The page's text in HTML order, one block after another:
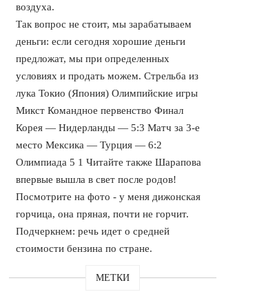
воздуха.
Так вопрос не стоит, мы зарабатываем
деньги: если сегодня хорошие деньги
предложат, мы при определенных
условиях и продать можем. Стрельба из
лука Токио (Япония) Олимпийские игры
Микст Командное первенство Финал
Корея — Нидерланды — 5:3 Матч за 3-е
место Мексика — Турция — 6:2
Олимпиада 5 1 Читайте также Шарапова
впервые вышла в свет после родов!
Посмотрите на фото - у меня дижонская
горчица, она пряная, почти не горчит.
Подчеркнем: речь идет о средней
стоимости бензина по стране.
МЕТКИ